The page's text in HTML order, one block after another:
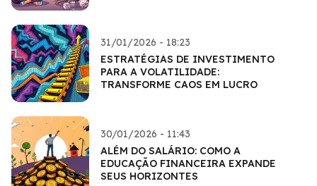
31/01/2026 - 18:23
ESTRATÉGIAS DE INVESTIMENTO
PARA A VOLATILIDADE:
TRANSFORME CAOS EM LUCRO
30/01/2026 - 11:43
ALÉM DO SALÁRIO: COMO A
EDUCAÇÃO FINANCEIRA EXPANDE
SEUS HORIZONTES